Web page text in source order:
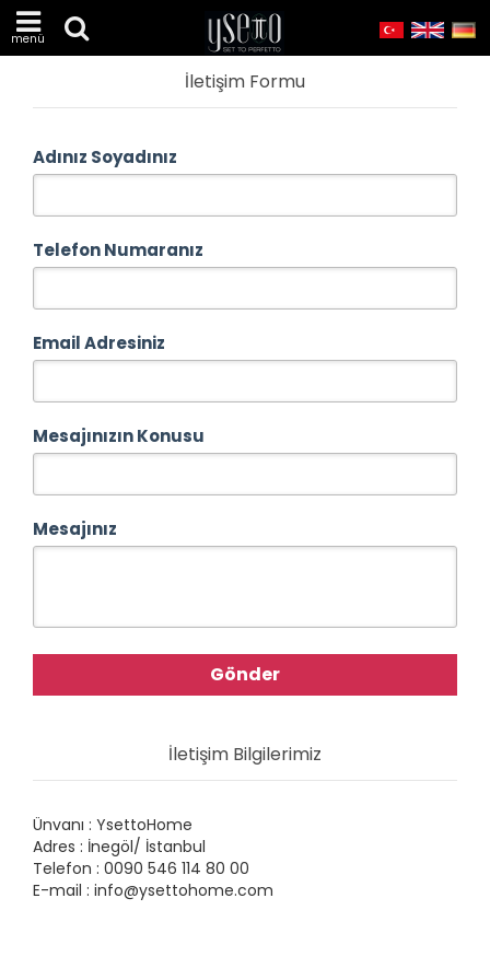
menü
İletişim Formu
Adınız Soyadınız
Telefon Numaranız
Email Adresiniz
Mesajınızın Konusu
Mesajınız
İletişim Bilgilerimiz
Ünvanı : YsettoHome
Adres : İnegöl/ İstanbul
Telefon : 0090 546 114 80 00
E-mail : info@ysettohome.com